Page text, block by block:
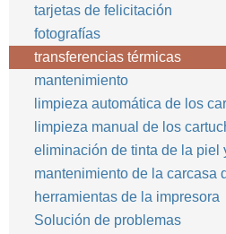
tarjetas de felicitación
fotografías
transferencias térmicas
mantenimiento
limpieza automática de los
limpieza manual de los
eliminación de tinta de la piel
mantenimiento de la carcasa
herramientas de la impresora
Solución de problemas